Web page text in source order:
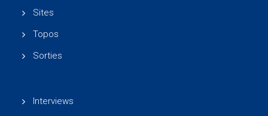
Sites
Topos
Sorties
Interviews